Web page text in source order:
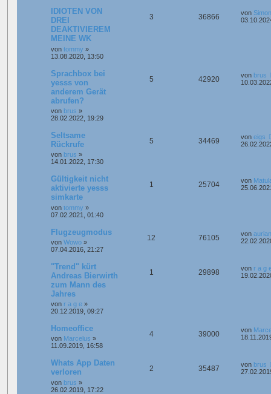
IDIOTEN VON
DREI
DEAKTIVIEREM
MEINE WK
von tommy »
13.08.2020, 13:50
3 36866 von
Sprachbox bei
yesss von
anderem Gerät
abrufen?
von brus »
28.02.2022, 19:29
5 42920 von brus
Seltsame
Rückrufe
von brus »
14.01.2022, 17:30
5 34469 von eigs
Gültigkeit nicht
aktivierte yesss
simkarte
von tommy »
07.02.2021, 01:40
1 25704 von
Flugzeugmodus
von Wowo »
07.04.2016, 21:27
12 76105 von aurian
"Trend" kürt
Andreas Bierwirth
zum Mann des
Jahres
von r a g e »
20.12.2019, 09:27
1 29898 von r a g
Homeoffice
von Marcelus »
11.09.2019, 16:58
4 39000 von
Whats App Daten
verloren
von brus »
26.02.2019, 17:22
2 35487 von brus